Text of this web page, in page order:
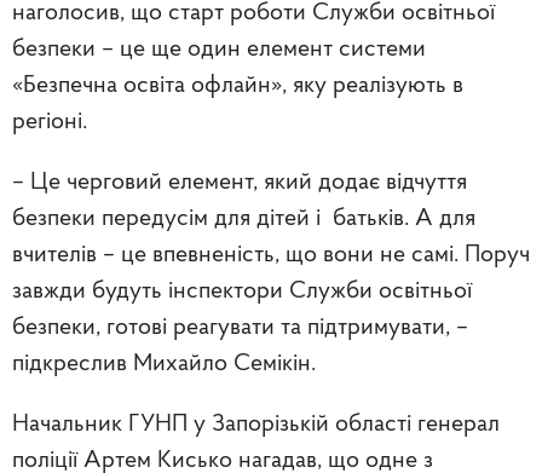
наголосив, що старт роботи Служби освітньої
безпеки – це ще один елемент системи
«Безпечна освіта офлайн», яку реалізують в
регіоні.
– Це черговий елемент, який додає відчуття
безпеки передусім для дітей і батьків. А для
вчителів – це впевненість, що вони не самі. Поруч
завжди будуть інспектори Служби освітньої
безпеки, готові реагувати та підтримувати, –
підкреслив Михайло Семікін.
Начальник ГУНП у Запорізькій області генерал
поліції Артем Кисько нагадав, що одне з